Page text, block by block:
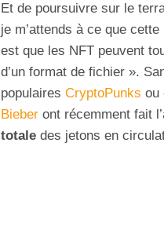
Et de poursuivre sur le
je m’attends à ce que
est que les NFT peuvent
d’un format de fichier ».
populaires CryptoPunks ou
Bieber ont récemment fait
totale des jetons en